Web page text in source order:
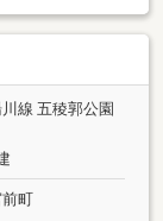
線 五稜郭公園
町